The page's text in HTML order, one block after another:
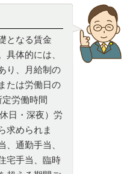
となる賃金
具体的には、
り、月給制の
たは労働日の
労働時間
日・深夜）労
求められま
、通勤手当、
宅手当、臨時